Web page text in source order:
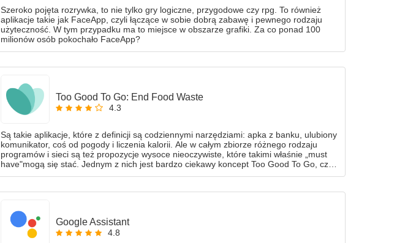
Szeroko pojęta rozrywka, to nie tylko gry logiczne, przygodowe czy rpg. To również
aplikacje takie jak FaceApp, czyli łączące w sobie dobrą zabawę i pewnego rodzaju
użyteczność. W tym przypadku ma to miejsce w obszarze grafiki. Za co ponad 100
milionów osób pokochało FaceApp?
Too Good To Go: End Food Waste
4.3
Są takie aplikacje, które z definicji są codziennymi narzędziami: apka z banku, ulubiony
komunikator, coś od pogody i liczenia kalorii. Ale w całym zbiorze różnego rodzaju
programów i sieci są też propozycje wysoce nieoczywiste, które takimi właśnie „must
have"mogą się stać. Jednym z nich jest bardzo ciekawy koncept Too Good To Go, czyli
Google Assistant
4.8